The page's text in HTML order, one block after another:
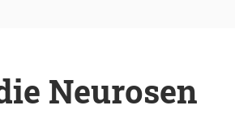
Neurosen